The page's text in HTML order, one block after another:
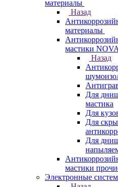
материалы
Назад
материалы
мастики NOVA
Назад
Для
мастика
Для
Для
Для
мастики
Электронные